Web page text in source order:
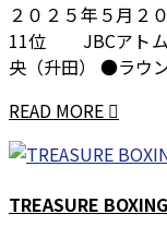
２０２５年５月２
11位 JBCアト
央（升田） ●ラ
READ MORE
TREASURE